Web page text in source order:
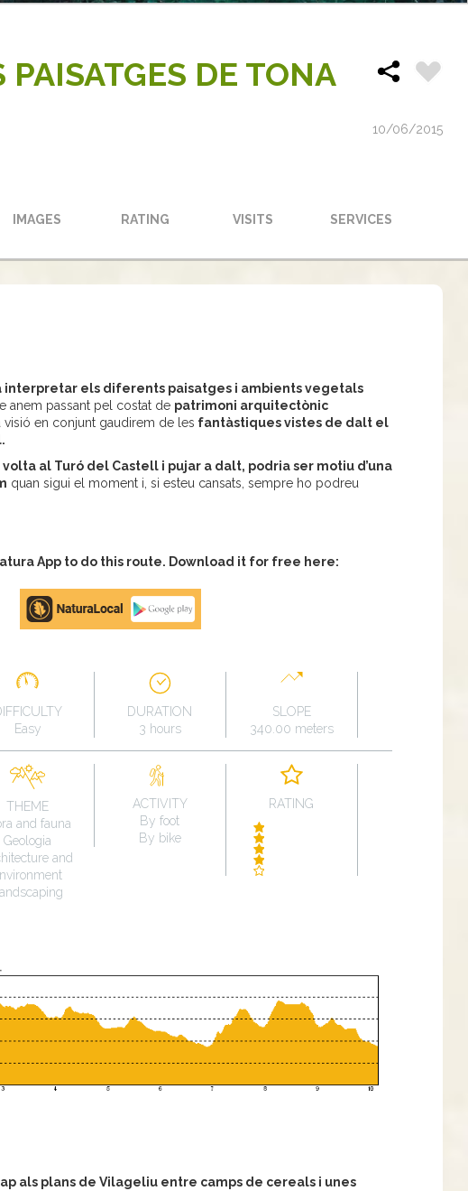
DE TONA
10/06/2015
IMAGES RATING VISITS SERVICES
interpretar els diferents paisatges i ambients vegetals
anem passant pel costat de patrimoni arquitectònic
visió en conjunt gaudirem de les fantàstiques vistes de dalt el
volta al Turó del Castell i pujar a dalt, podria ser motiu d’una
quan sigui el moment i, si esteu cansats, sempre ho podreu
App to do this route. Download it for free here:
Google
Play
Easy
DURATION
3 hours
SLOPE
340.00 meters
THEME
and fauna
Geologia
and
ACTIVITY
By foot
By bike
RATING
als plans de Vilageliu entre camps de cereals i unes